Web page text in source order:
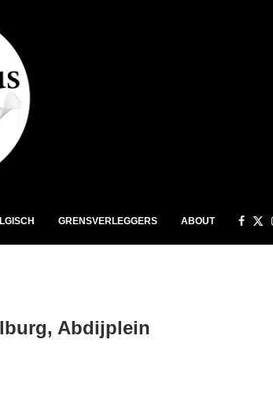
GRENSVERLEGGERS ABOUT
Abdijplein